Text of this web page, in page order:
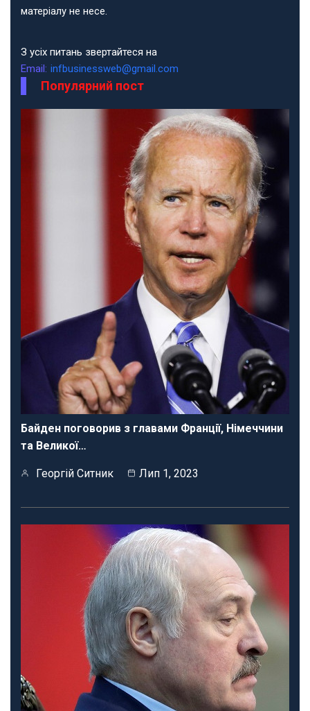
матеріалу не несе.
З усіх питань звертайтеся на
Email: infbusinessweb@gmail.com
Популярний пост
Байден поговорив з главами Франції, Німеччини
та Великої…
Георгій Ситник Лип 1, 2023